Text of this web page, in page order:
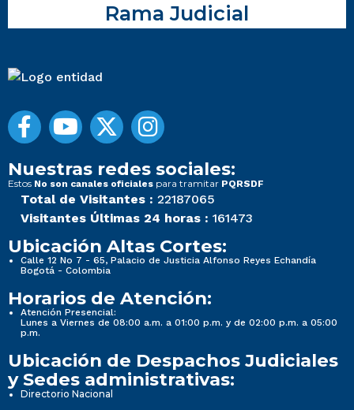
Rama Judicial
Nuestras redes sociales:
Estos No son canales oficiales para tramitar PQRSDF
Total de Visitantes : 22187065
Visitantes Últimas 24 horas : 161473
Ubicación Altas Cortes:
Calle 12 No 7 - 65, Palacio de Justicia Alfonso Reyes Echandía
Bogotá - Colombia
Horarios de Atención:
Atención Presencial:
Lunes a Viernes de 08:00 a.m. a 01:00 p.m. y de 02:00 p.m. a 05:00
p.m.
Ubicación de Despachos Judiciales
y Sedes administrativas:
Directorio Nacional